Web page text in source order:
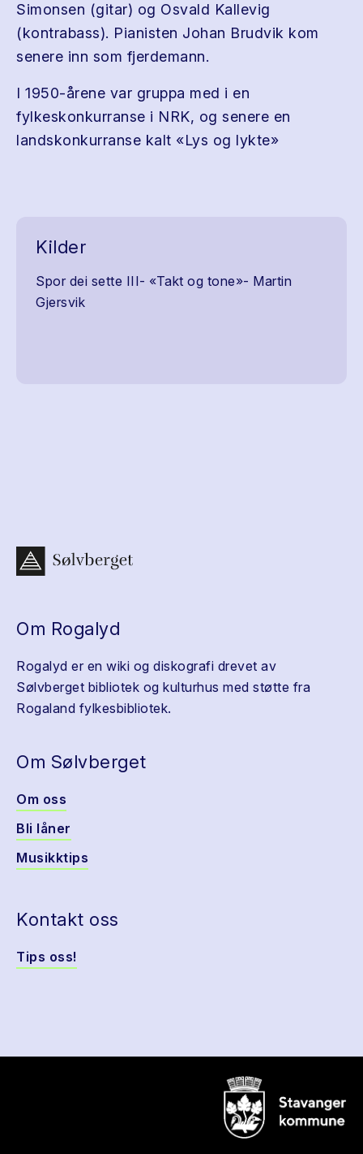
Simonsen (gitar) og Osvald Kallevig
(kontrabass). Pianisten Johan Brudvik kom
senere inn som fjerdemann.
I 1950-årene var gruppa med i en
fylkeskonkurranse i NRK, og senere en
landskonkurranse kalt «Lys og lykte»
Kilder
Spor dei sette III- «Takt og tone»- Martin
Gjersvik
Om Rogalyd
Rogalyd er en wiki og diskografi drevet av
Sølvberget bibliotek og kulturhus med støtte fra
Rogaland fylkesbibliotek.
Om Sølvberget
Om oss
Bli låner
Musikktips
Kontakt oss
Tips oss!